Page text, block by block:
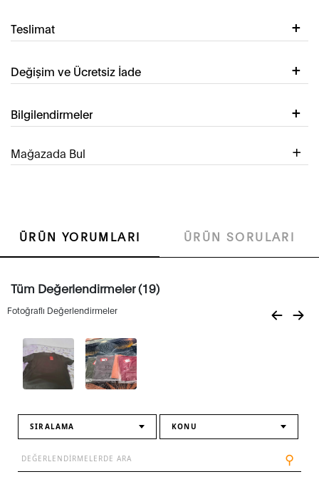
Teslimat
Değişim ve Ücretsiz İade
Bilgilendirmeler
Mağazada Bul
ÜRÜN YORUMLARI ÜRÜN SORULARI
Tüm Değerlendirmeler (19)
Fotoğraflı Değerlendirmeler
SIRALAMA KONU
⚲